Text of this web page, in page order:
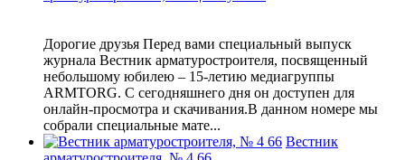
Дорогие друзья Перед вами специальный выпуск
журнала Вестник арматуростроителя, посвященный
небольшому юбилею – 15-летию медиагруппы
ARMTORG. С сегодняшнего дня он доступен для
онлайн-просмотра и скачивания.В данном номере мы
собрали специальные мате...
Вестник